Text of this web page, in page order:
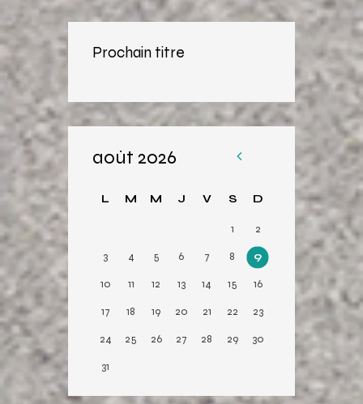
Prochain titre
août 2026
L M M J V S D
1
2
3
4 5 6 7 8
9
10
11 12 13 14 15
16
17
18 19 20 21 22
23
24
25 26 27 28 29
30
31
«
r